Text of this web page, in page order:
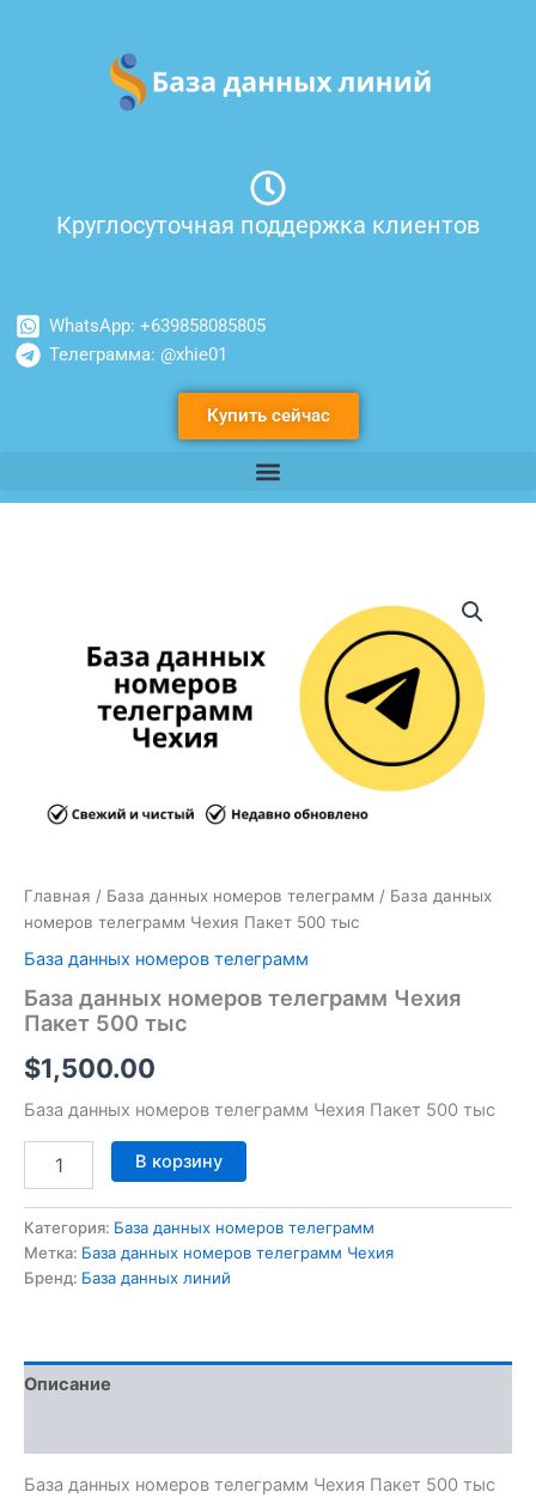
содержимому
Круглосуточная поддержка клиентов
WhatsApp: +639858085805
Телеграмма: @xhie01
Купить сейчас
Главная / База данных номеров телеграмм / База данных
номеров телеграмм Чехия Пакет 500 тыс
База данных номеров телеграмм
База данных номеров телеграмм Чехия
Пакет 500 тыс
$1,500.00
База данных номеров телеграмм Чехия Пакет 500 тыс
телеграмм
В корзину
Категория: База данных номеров телеграмм
Метка: База данных номеров телеграмм Чехия
Бренд: База данных линий
Описание
База данных номеров телеграмм Чехия Пакет 500 тыс